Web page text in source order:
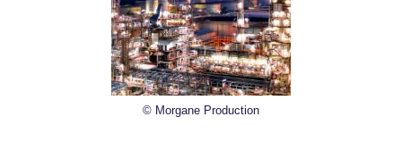
© Morgane Production